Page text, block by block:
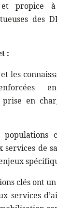
propice
des
:
les
en
services de
clés ont
services